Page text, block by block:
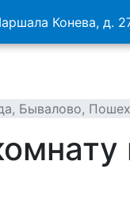
Конева, д.
Бывалово,